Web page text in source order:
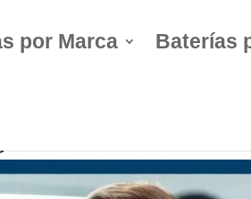
por Marca Baterías
de batería sin